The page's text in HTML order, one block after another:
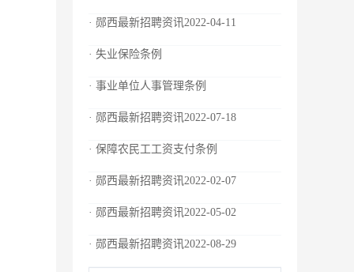
· 郧西最新招聘资讯2022-04-11
· 失业保险条例
· 事业单位人事管理条例
· 郧西最新招聘资讯2022-07-18
· 保障农民工工资支付条例
· 郧西最新招聘资讯2022-02-07
· 郧西最新招聘资讯2022-05-02
· 郧西最新招聘资讯2022-08-29